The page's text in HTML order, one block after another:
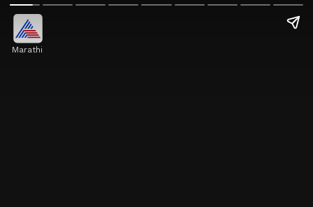
Marathi